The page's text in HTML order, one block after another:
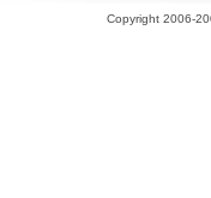
Copyright 2006-